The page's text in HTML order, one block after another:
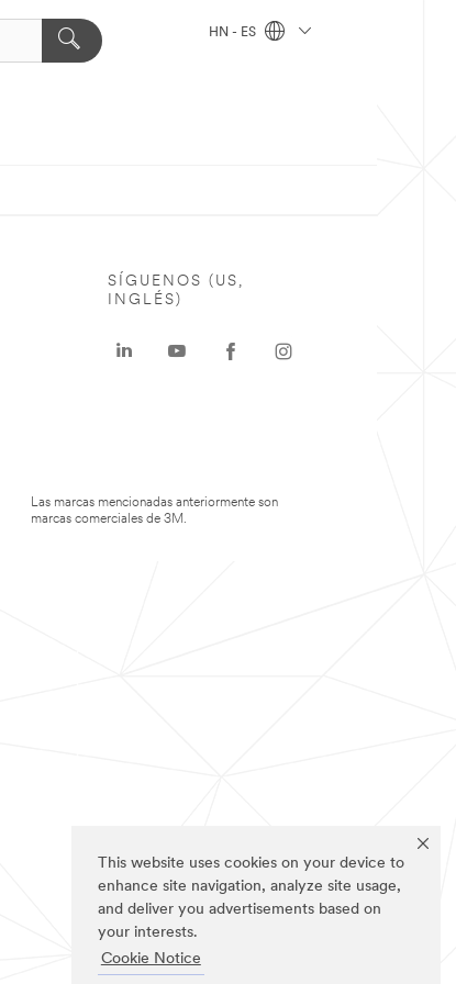
This website uses cookies on your device to
enhance site navigation, analyze site usage,
and deliver you advertisements based on
your interests.
Cookie Notice
HN - ES
SÍGUENOS (US,
INGLÉS)
Las marcas mencionadas anteriormente son
marcas comerciales de 3M.